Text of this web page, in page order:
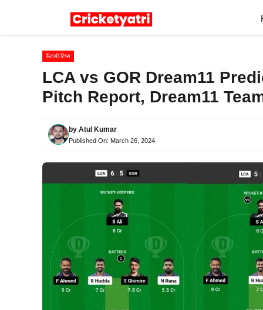
फैंटसी टिप्स
LCA vs GOR Dream11
Pitch Report, Dream11
by Atul Kumar
Published On: March 26, 2024